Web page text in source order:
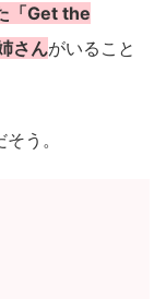
「Get the
さんがいること
う。